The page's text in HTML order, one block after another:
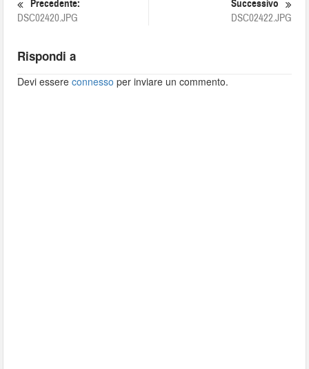
Precedente:
DSC02420.JPG
Successivo
DSC02422.JPG
Rispondi a
Devi essereconnesso per inviare un commento.